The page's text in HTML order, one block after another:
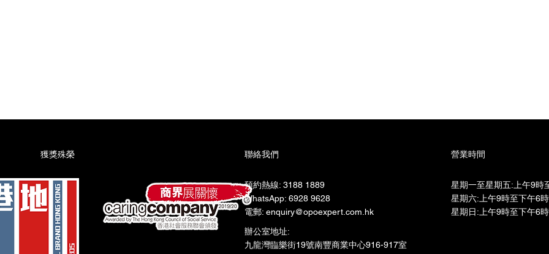
​獲獎殊榮 聯絡我們
預約熱線: 3188 1889
WhatsApp: 6928 9628
電郵: enquiry@opoexpert.com.hk
辦公室地址:
九龍灣臨樂街19號南豐商業中心916-917室
營業時間
星期一至星期五:上午9時
星期六:上午9時至下午6時​
星期日:上午9時至下午6時